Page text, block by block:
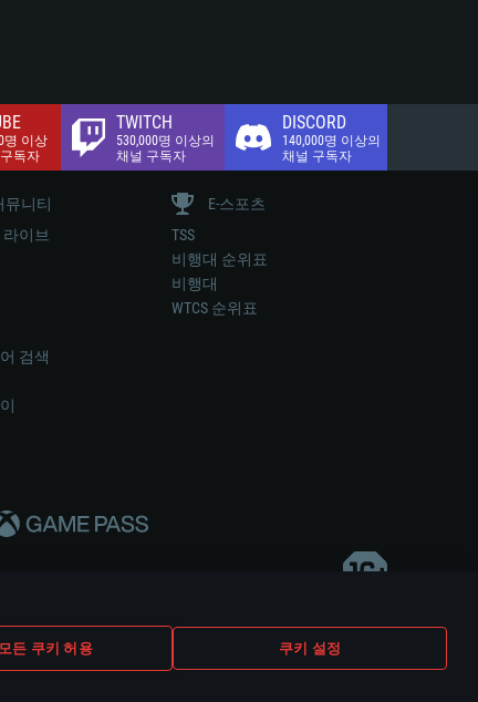
모든 쿠키 허용 쿠키 설정
명 이상
독자
TWITCH
530,000명 이상의
채널 구독자
DISCORD
140,000명 이상의
채널 구독자
뮤니티
이브
검색
E-스포츠
TSS
비행대 순위표
비행대
WTCS 순위표